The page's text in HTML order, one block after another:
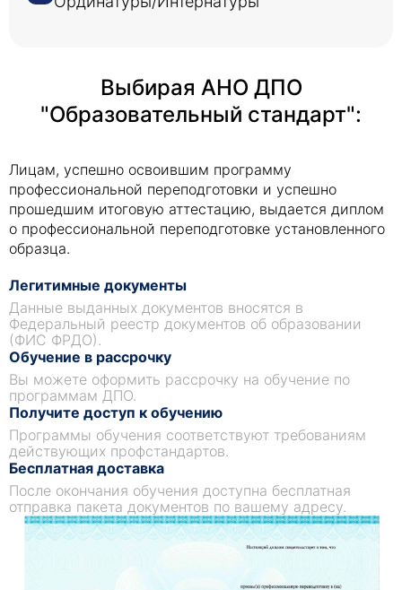
Выбирая АНО ДПО
"Образовательный стандарт":
Лицам, успешно освоившим программу
профессиональной переподготовки и успешно
прошедшим итоговую аттестацию, выдается диплом
о профессиональной переподготовке установленного
образца.
Легитимные документы
Данные выданных документов вносятся в
Федеральный реестр документов об образовании
(ФИС ФРДО).
Обучение в рассрочку
Вы можете оформить рассрочку на обучение по
программам ДПО.
Получите доступ к обучению
Программы обучения соответствуют требованиям
действующих профстандартов.
Бесплатная доставка
После окончания обучения доступна бесплатная
отправка пакета документов по вашему адресу.